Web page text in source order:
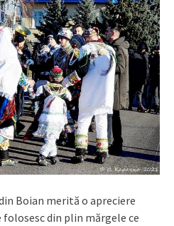
Boian merită o apreciere
din plin mărgele ce